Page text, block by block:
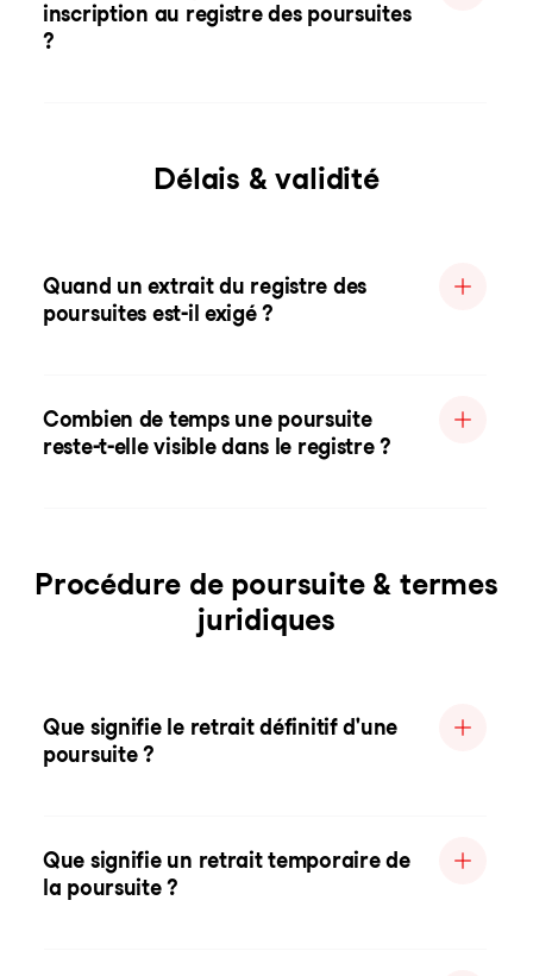
inscription au registre des poursuites
?
Délais & validité
Quand un extrait du registre des
poursuites est-il exigé ?
Combien de temps une poursuite
reste-t-elle visible dans le registre ?
Procédure de poursuite & termes
juridiques
Que signifie le retrait définitif d'une
poursuite ?
Que signifie un retrait temporaire de
la poursuite ?